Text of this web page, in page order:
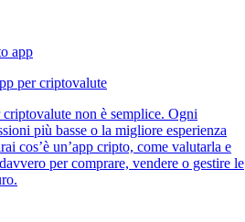
per criptovalute
non è semplice. Ogni
più basse o la migliore esperienza
cos’è un’app cripto, come valutarla e
per comprare, vendere o gestire le